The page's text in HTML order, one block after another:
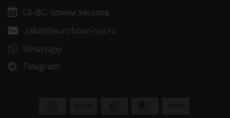
СБ-ВС: прием заказов
zakaz@euroboor-rus.ru
Whatsapp
Telegram